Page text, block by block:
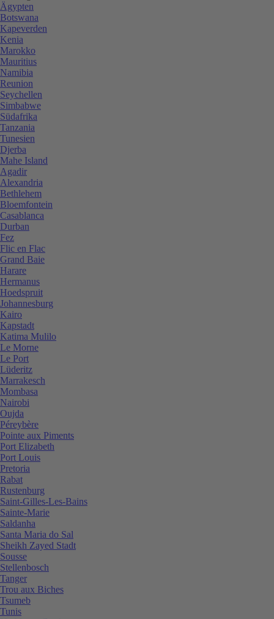
Ägypten
Botswana
Kapeverden
Kenia
Marokko
Mauritius
Namibia
Reunion
Seychellen
Simbabwe
Südafrika
Tanzania
Tunesien
Djerba
Mahe Island
Agadir
Alexandria
Bethlehem
Bloemfontein
Casablanca
Durban
Fez
Flic en Flac
Grand Baie
Harare
Hermanus
Hoedspruit
Johannesburg
Kairo
Kapstadt
Katima Mulilo
Le Morne
Le Port
Lüderitz
Marrakesch
Mombasa
Nairobi
Oujda
Péreybère
Pointe aux Piments
Port Elizabeth
Port Louis
Pretoria
Rabat
Rustenburg
Saint-Gilles-Les-Bains
Sainte-Marie
Saldanha
Santa Maria do Sal
Sheikh Zayed Stadt
Sousse
Stellenbosch
Tanger
Trou aux Biches
Tsumeb
Tunis